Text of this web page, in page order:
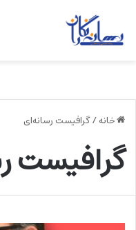
خانه/گرافیست رسانه‌ای
گرافیست